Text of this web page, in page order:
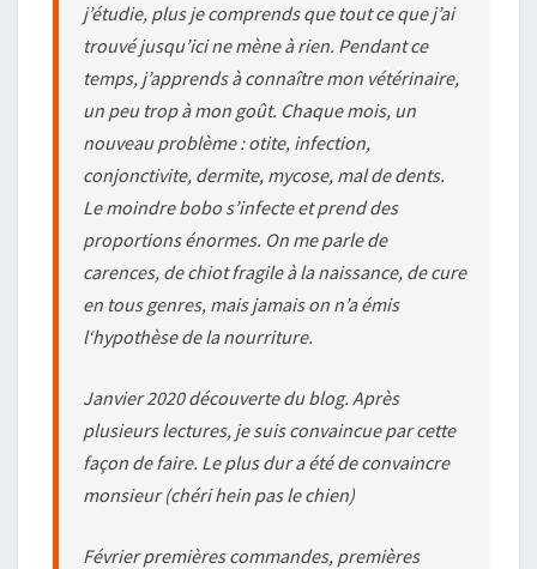
j’étudie, plus je comprends que tout ce que j’ai
trouvé jusqu’ici ne mène à rien. Pendant ce
temps, j’apprends à connaître mon vétérinaire,
un peu trop à mon goût. Chaque mois, un
nouveau problème : otite, infection,
conjonctivite, dermite, mycose, mal de dents.
Le moindre bobo s’infecte et prend des
proportions énormes. On me parle de
carences, de chiot fragile à la naissance, de cure
en tous genres, mais jamais on n’a émis
l‘hypothèse de la nourriture.
Janvier 2020 découverte du blog. Après
plusieurs lectures, je suis convaincue par cette
façon de faire. Le plus dur a été de convaincre
monsieur (chéri hein pas le chien)
Février premières commandes, premières